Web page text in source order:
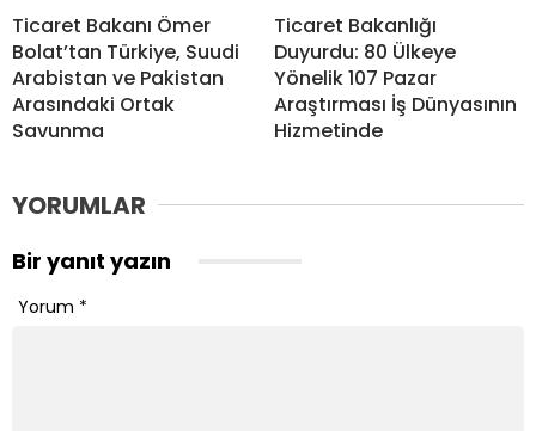
Ticaret Bakanı Ömer
Bolat’tan Türkiye, Suudi
Arabistan ve Pakistan
Arasındaki Ortak
Savunma
Ticaret Bakanlığı
Duyurdu: 80 Ülkeye
Yönelik 107 Pazar
Araştırması İş Dünyasının
Hizmetinde
YORUMLAR
Bir yanıt yazın
Yorum *